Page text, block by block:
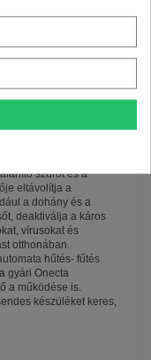
10 -20 m2-es
Daikin egy japán
működésre. A Sensira
így az Ön számára
az ideális
miközben
a Bluevolution
használja, amely
és javítja a
szűrőt és a
eltávolítja a
a dohány és a
deaktiválja a káros
vírusokat és
otthonában.
hűtés- fűtés
gyári Onecta
a működése is.
készüléket keres,